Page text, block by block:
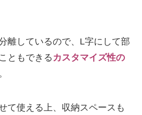
離しているので、L字にして部
ともできる カスタマイズ性の
て使える上、収納スペースも